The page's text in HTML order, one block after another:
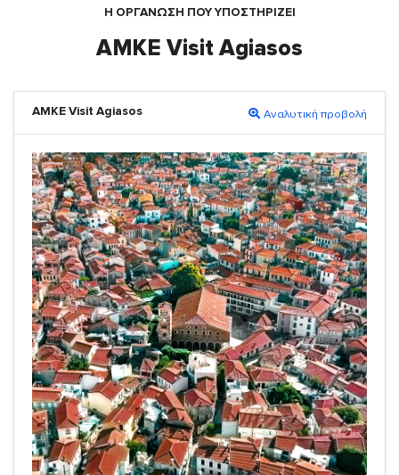
Η ΟΡΓΆΝΩΣΗ ΠΟΥ ΥΠΟΣΤΗΡΙΖΕΙ
ΑΜΚΕ Visit Agiasos
ΑΜΚΕ Visit Agiasos Αναλυτική προβολή